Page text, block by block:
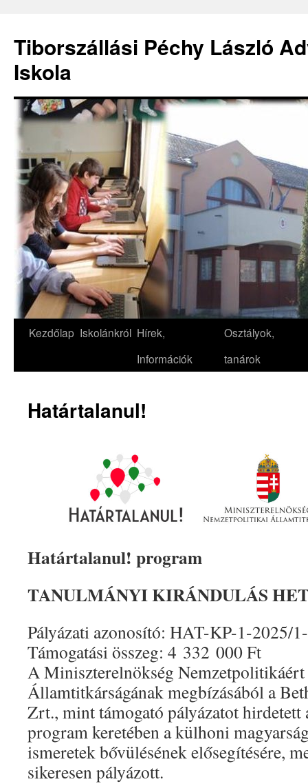
tartalomba
Tiborszállási Péchy László
Iskola
Kezdőlap Iskolánkról Hírek,
Információk
Osztályok,
tanárok
Határtalanul!
Határtalanul! program
TANULMÁNYI KIRÁNDULÁS
Pályázati azonosító: HAT-KP-1-2025/
Támogatási összeg: 4 332 000 Ft
A Miniszterelnökség Nemzetpolitikáért
Államtitkárságának megbízásából a
Zrt., mint támogató pályázatot hirdetett
program keretében a külhoni
ismeretek bővülésének elősegítésére,
sikeresen pályázott.